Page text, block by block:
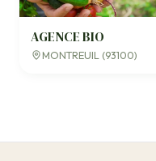
AGENCE BIO
MONTREUIL (93100)